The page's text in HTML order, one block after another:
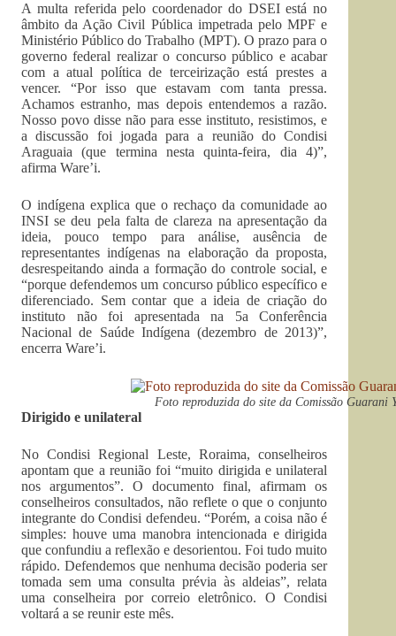
A multa referida pelo coordenador do DSEI está no
âmbito da Ação Civil Pública impetrada pelo MPF e
Ministério Público do Trabalho (MPT). O prazo para o
governo federal realizar o concurso público e acabar
com a atual política de terceirização está prestes a
vencer. “Por isso que estavam com tanta pressa.
Achamos estranho, mas depois entendemos a razão.
Nosso povo disse não para esse instituto, resistimos, e
a discussão foi jogada para a reunião do Condisi
Araguaia (que termina nesta quinta-feira, dia 4)”,
afirma Ware’i.
O indígena explica que o rechaço da comunidade ao
INSI se deu pela falta de clareza na apresentação da
ideia, pouco tempo para análise, ausência de
representantes indígenas na elaboração da proposta,
desrespeitando ainda a formação do controle social, e
“porque defendemos um concurso público específico e
diferenciado. Sem contar que a ideia de criação do
instituto não foi apresentada na 5a Conferência
Nacional de Saúde Indígena (dezembro de 2013)”,
encerra Ware’i.
Foto reproduzida do site da Comissão Guarani
Dirigido e unilateral
No Condisi Regional Leste, Roraima, conselheiros
apontam que a reunião foi “muito dirigida e unilateral
nos argumentos”. O documento final, afirmam os
conselheiros consultados, não reflete o que o conjunto
integrante do Condisi defendeu. “Porém, a coisa não é
simples: houve uma manobra intencionada e dirigida
que confundiu a reflexão e desorientou. Foi tudo muito
rápido. Defendemos que nenhuma decisão poderia ser
tomada sem uma consulta prévia às aldeias”, relata
uma conselheira por correio eletrônico. O Condisi
voltará a se reunir este mês.